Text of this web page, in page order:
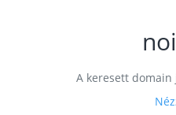
A keresett